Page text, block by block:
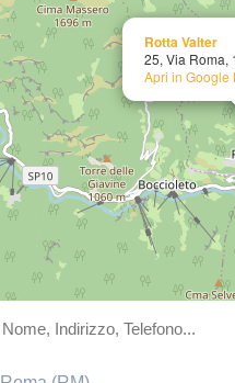
Rotta Valter
25, Via Roma,
Apri in Google